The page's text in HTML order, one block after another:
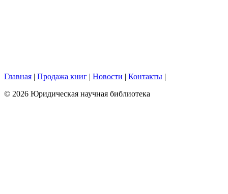
Главная | Продажа книг | Новости | Контакты |
© 2026 Юридическая научная библиотека